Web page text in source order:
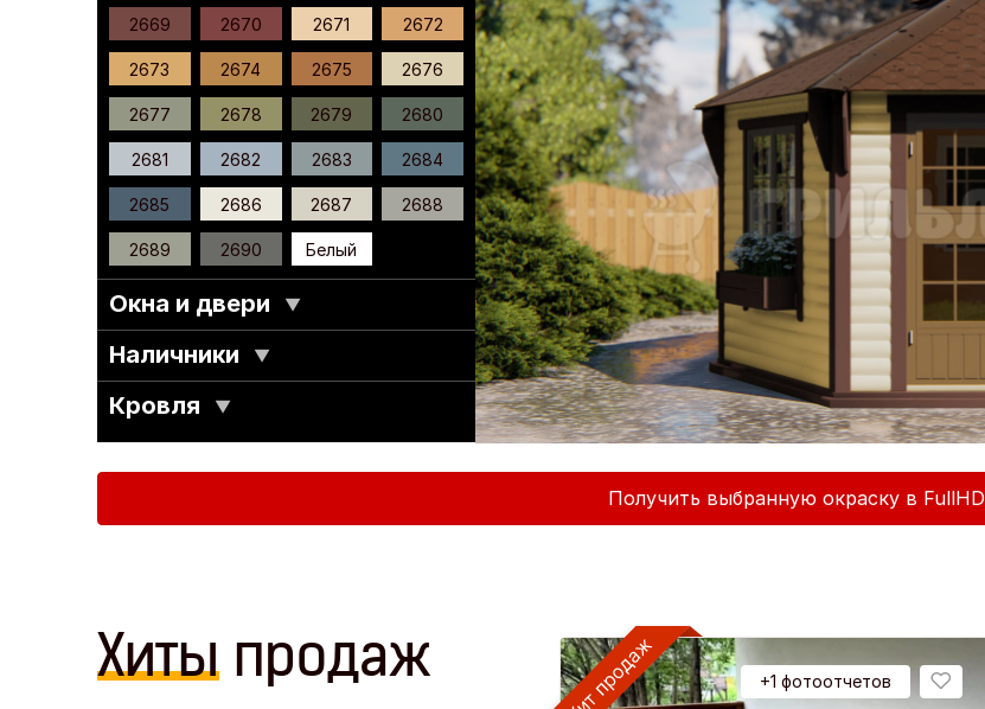
2669 2670 2671 2672
2673 2674 2675 2676
2677 2678 2679 2680
2681 2682 2683 2684
2685 2686 2687 2688
2689 2690 Белый
Окна и двери ▼
Наличники ▼
Кровля ▼
Получить выбранную окраску в FullHD
Хиты продаж
+8 фотоотчетов +1 фотоотчетов